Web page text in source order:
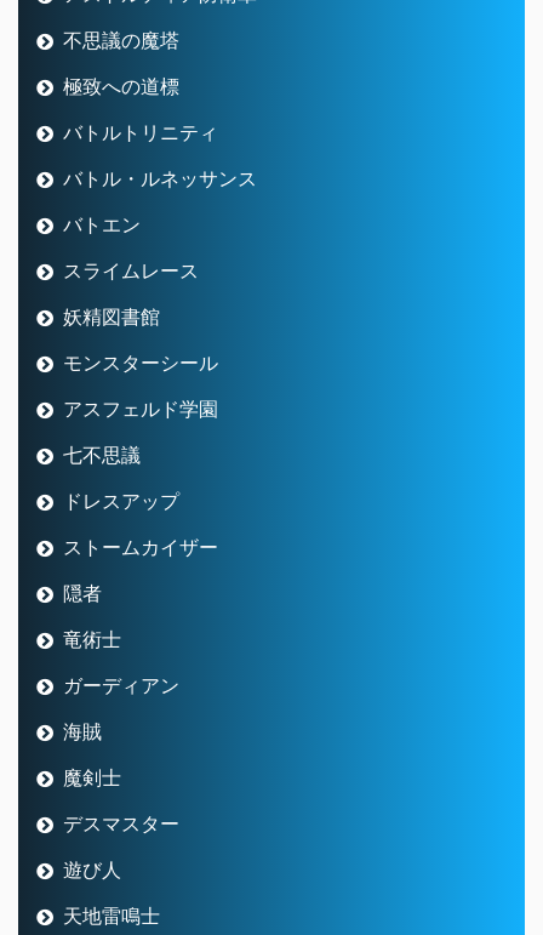
不思議の魔塔
極致への道標
バトルトリニティ
バトル・ルネッサンス
バトエン
スライムレース
妖精図書館
モンスターシール
アスフェルド学園
七不思議
ドレスアップ
ストームカイザー
隠者
竜術士
ガーディアン
海賊
魔剣士
デスマスター
遊び人
天地雷鳴士